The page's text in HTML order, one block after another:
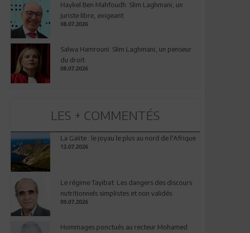
Haykel Ben Mahfoudh: Slim Laghmani, un
juriste libre, exigeant
08.07.2026
Salwa Hamrouni: Slim Laghmani, un penseur
du droit
08.07.2026
LES + COMMENTÉS
La Galite : le joyau le plus au nord de l'Afrique
12.07.2026
Le régime Tayibat: Les dangers des discours
nutritionnels simplistes et non validés
09.07.2026
Hommages ponctués au recteur Mohamed